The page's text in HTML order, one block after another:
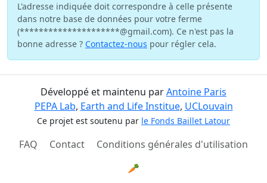
L'adresse indiquée doit correspondre à celle présente
dans notre base de données pour votre ferme
(*********************@gmail.com). Ce n'est pas la
bonne adresse ? Contactez-nous pour régler cela.
Développé et maintenu parAntoine Paris
PEPA Lab, Earth and Life Institue, UCLouvain
Ce projet est soutenu par le Fonds Baillet Latour
FAQ Contact
Conditions générales d'utilisation
🥕